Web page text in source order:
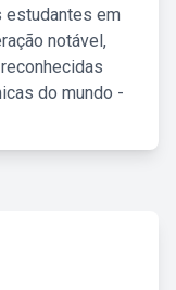
estudantes em
notável,
do mundo -